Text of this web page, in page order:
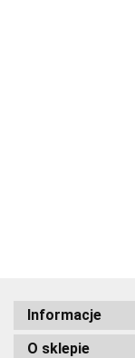
Informacje
O sklepie